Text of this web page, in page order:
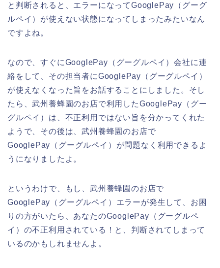
と判断されると、エラーになってGooglePay（グーグ
ルペイ）が使えない状態になってしまったみたいなん
ですよね。
なので、すぐにGooglePay（グーグルペイ）会社に連
絡をして、その担当者にGooglePay（グーグルペイ）
が使えなくなった旨をお話することにしました。そし
たら、武州養蜂園のお店で利用したGooglePay（グー
グルペイ）は、不正利用ではない旨を分かってくれた
ようで、その後は、武州養蜂園のお店で
GooglePay（グーグルペイ）が問題なく利用できるよ
うになりましたよ。
というわけで、もし、武州養蜂園のお店で
GooglePay（グーグルペイ）エラーが発生して、お困
りの方がいたら、あなたのGooglePay（グーグルペ
イ）の不正利用されている！と、判断されてしまって
いるのかもしれませんよ。